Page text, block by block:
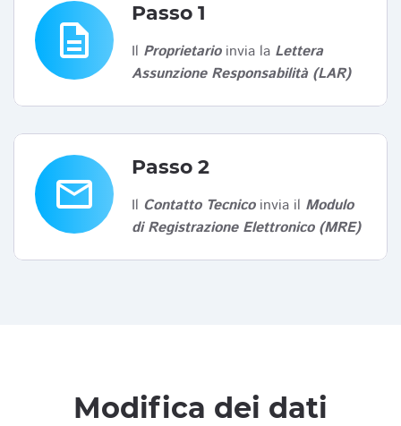
description
Passo 1
Il Proprietarioinvia la Lettera
Assunzione Responsabilità (LAR)
email
Passo 2
Il Contatto Tecnicoinvia il Modulo
di Registrazione Elettronico (MRE)
Modifica dei dati